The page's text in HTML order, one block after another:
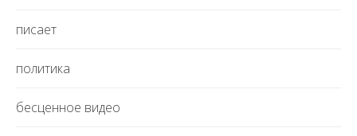
писает
политика
бесценное видео